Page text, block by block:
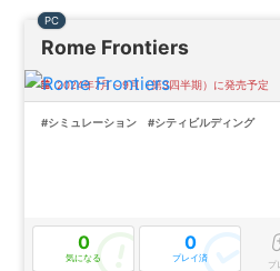
Rome Frontiers
PC
2024年7月～9月（第3四半期）に発売予定
#シミュレーション #シティビルディング
0
気になる
0
プレイ済
プ